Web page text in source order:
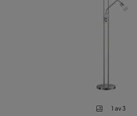
1 av 3